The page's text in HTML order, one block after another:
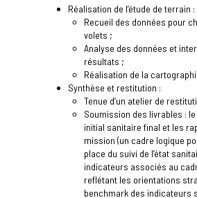
Réalisation de l’étude de terrain :
Recueil des données pour
volets ;
Analyse des données et
résultats ;
Réalisation de la
Synthèse et restitution :
Tenue d’un atelier de
Soumission des livrables : le
initial sanitaire final et les
mission (un cadre logique
place du suivi de l’état
indicateurs associés au
reflétant les orientations
benchmark des indicateurs